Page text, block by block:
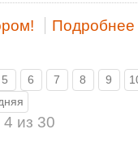
Подробнее
5 6 7 8 9
из 30